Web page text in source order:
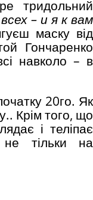
тридольний
– и я к вам
маску від
Гончаренко
навколо – в
20го. Як
Крім того, що
і теліпає
тільки на